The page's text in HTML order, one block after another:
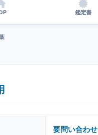
鑑定書
要問い合わせ